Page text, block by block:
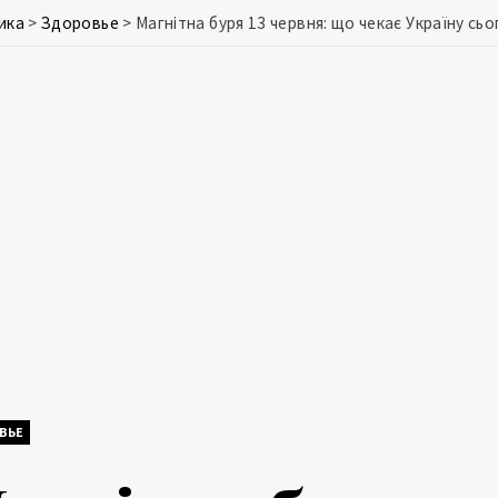
> Здоровье > Магнітна буря 13 червня: що чекає Україну